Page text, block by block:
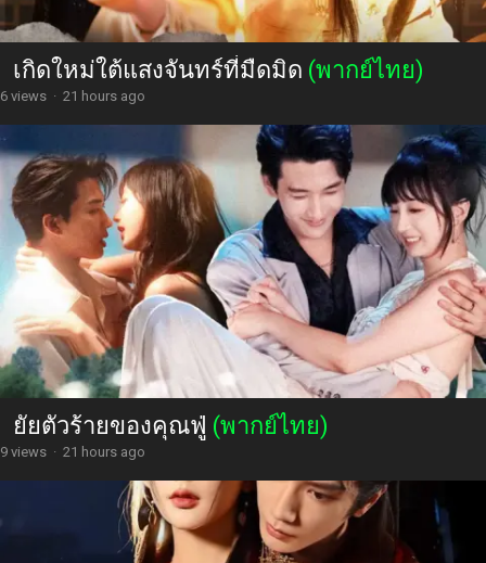
เกิดใหม่ใต้แสงจันทร์ที่มืดมิด (พากย์ไทย)
6 views · 21 hours ago
ยัยตัวร้ายของคุณฟู่ (พากย์ไทย)
9 views · 21 hours ago